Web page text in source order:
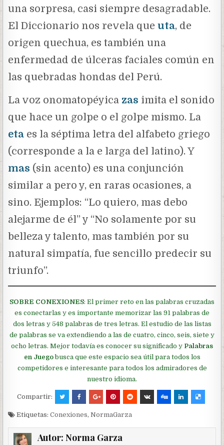
una sorpresa, casi siempre desagradable.
El Diccionario nos revela queuta, de
origen quechua, es también una
enfermedad de úlceras faciales común en
las quebradas hondas del Perú.
La voz onomatopéyica zas imita el sonido
que hace un golpe o el golpe mismo. La
eta es la séptima letra del alfabeto griego
(corresponde a la e larga del latino). Y
mas (sin acento) es una conjunción
similar a pero y, en raras ocasiones, a
sino. Ejemplos: “Lo quiero, mas debo
alejarme de él” y “No solamente por su
belleza y talento, mas también por su
natural simpatía, fue sencillo predecir su
triunfo”.
SOBRE CONEXIONES: El primer reto en las palabras cruzadas
es conectarlas y es importante memorizar las 91 palabras de
dos letras y 548 palabras de tres letras. El estudio de las listas
de palabras se va extendiendo a las de cuatro, cinco, seis, siete y
ocho letras. Mejor todavía es conocer su significado y Palabras
en Juegobusca que este espacio sea útil para todos los
competidores e interesante para todos los admiradores de
nuestro idioma.
Compartir:
Etiquetas:Conexiones,NormaGarza
Autor: Norma Garza